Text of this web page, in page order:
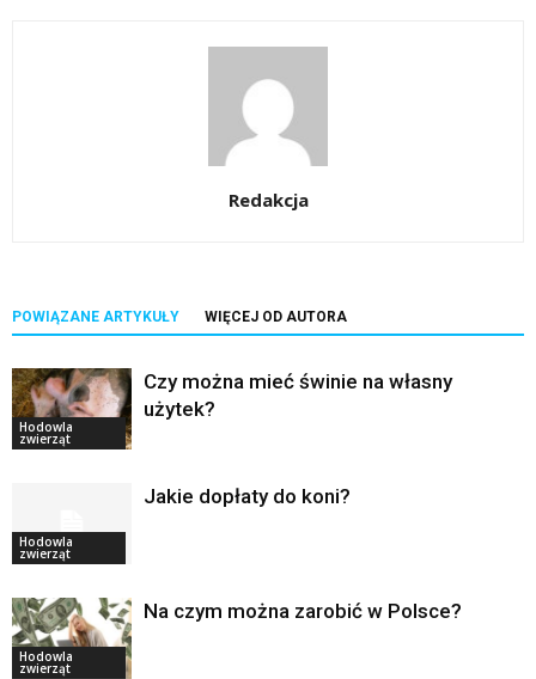
Redakcja
POWIĄZANE ARTYKUŁY WIĘCEJ OD AUTORA
Hodowla
zwierząt
Czy można mieć świnie na własny
użytek?
Hodowla
zwierząt
Jakie dopłaty do koni?
Hodowla
zwierząt
Na czym można zarobić w Polsce?